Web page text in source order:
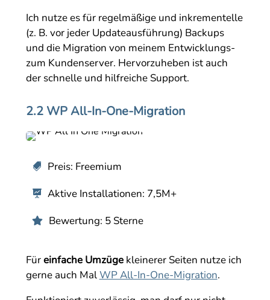
Ich nutze es für regelmäßige und inkrementelle
(z. B. vor jeder Updateausführung) Backups
und die Migration von meinem Entwicklungs-
zum Kundenserver. Hervorzuheben ist auch
der schnelle und hilfreiche Support.
2.2 WP All-In-One-Migration
 Preis: Freemium
 Aktive Installationen: 7,5M+
 Bewertung: 5 Sterne
Füreinfache Umzügekleinerer Seiten nutze ich
gerne auch MalWP All-In-One-Migration.